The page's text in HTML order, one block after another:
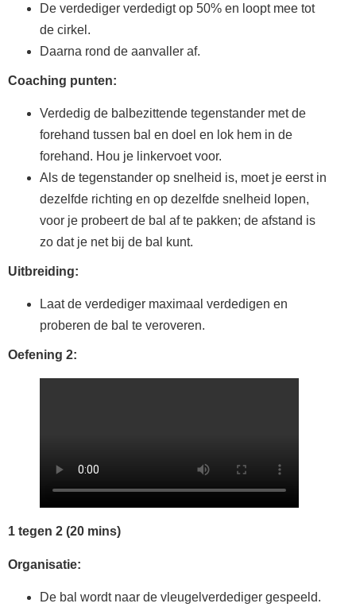
De verdediger verdedigt op 50% en loopt mee tot
de cirkel.
Daarna rond de aanvaller af.
Coaching punten:
Verdedig de balbezittende tegenstander met de
forehand tussen bal en doel en lok hem in de
forehand. Hou je linkervoet voor.
Als de tegenstander op snelheid is, moet je eerst in
dezelfde richting en op dezelfde snelheid lopen,
voor je probeert de bal af te pakken; de afstand is
zo dat je net bij de bal kunt.
Uitbreiding:
Laat de verdediger maximaal verdedigen en
proberen de bal te veroveren.
Oefening 2:
1 tegen 2 (20 mins)
Organisatie:
De bal wordt naar de vleugelverdediger gespeeld.